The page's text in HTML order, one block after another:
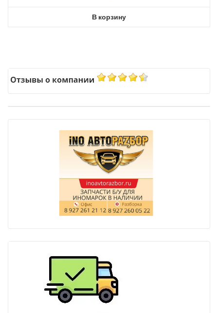
В корзину